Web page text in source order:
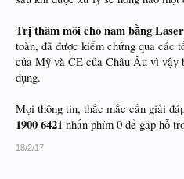
Trị thâm môi cho nam bằng Laser
toàn, đã được kiểm chứng qua các
của Mỹ và CE của Châu Âu vì vậy
dụng.
Mọi thông tin, thắc mắc cần giải
1900 6421 nhấn phím 0 để gặp hỗ
18/2/17